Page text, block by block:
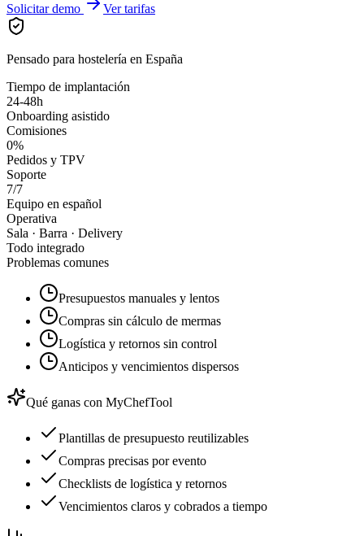
Solicitar demo Ver tarifas
Pensado para hostelería en España
Tiempo de implantación
24-48h
Onboarding asistido
Comisiones
0%
Pedidos y TPV
Soporte
7/7
Equipo en español
Operativa
Sala · Barra · Delivery
Todo integrado
Problemas comunes
Presupuestos manuales y lentos
Compras sin cálculo de mermas
Logística y retornos sin control
Anticipos y vencimientos dispersos
Qué ganas con MyChefTool
Plantillas de presupuesto reutilizables
Compras precisas por evento
Checklists de logística y retornos
Vencimientos claros y cobrados a tiempo